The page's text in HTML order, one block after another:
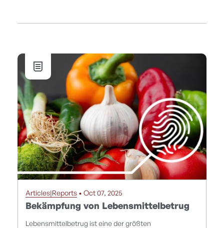
Articles|Reports • Oct 07, 2025
Bekämpfung von Lebensmittelbetrug
Lebensmittelbetrug ist eine der größten